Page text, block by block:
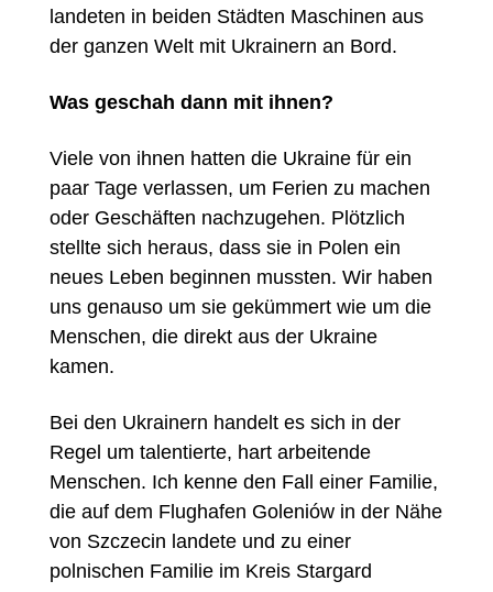
landeten in beiden Städten Maschinen aus
der ganzen Welt mit Ukrainern an Bord.
Was geschah dann mit ihnen?
Viele von ihnen hatten die Ukraine für ein
paar Tage verlassen, um Ferien zu machen
oder Geschäften nachzugehen. Plötzlich
stellte sich heraus, dass sie in Polen ein
neues Leben beginnen mussten. Wir haben
uns genauso um sie gekümmert wie um die
Menschen, die direkt aus der Ukraine
kamen.
Bei den Ukrainern handelt es sich in der
Regel um talentierte, hart arbeitende
Menschen. Ich kenne den Fall einer Familie,
die auf dem Flughafen Goleniów in der Nähe
von Szczecin landete und zu einer
polnischen Familie im Kreis Stargard